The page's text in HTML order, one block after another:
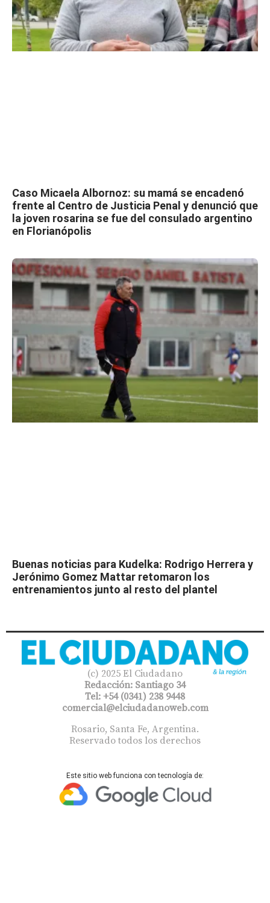
Caso Micaela Albornoz: su mamá se encadenó
frente al Centro de Justicia Penal y denunció que
la joven rosarina se fue del consulado argentino
en Florianópolis
Buenas noticias para Kudelka: Rodrigo Herrera y
Jerónimo Gomez Mattar retomaron los
entrenamientos junto al resto del plantel
(c) 2025 El Ciudadano
Redacción: Santiago 34
Tel: +54 (0341) 238 9448
comercial@elciudadanoweb.com​
Rosario, Santa Fe, Argentina.
Reservado todos los derechos
Este sitio web funciona con tecnología de: